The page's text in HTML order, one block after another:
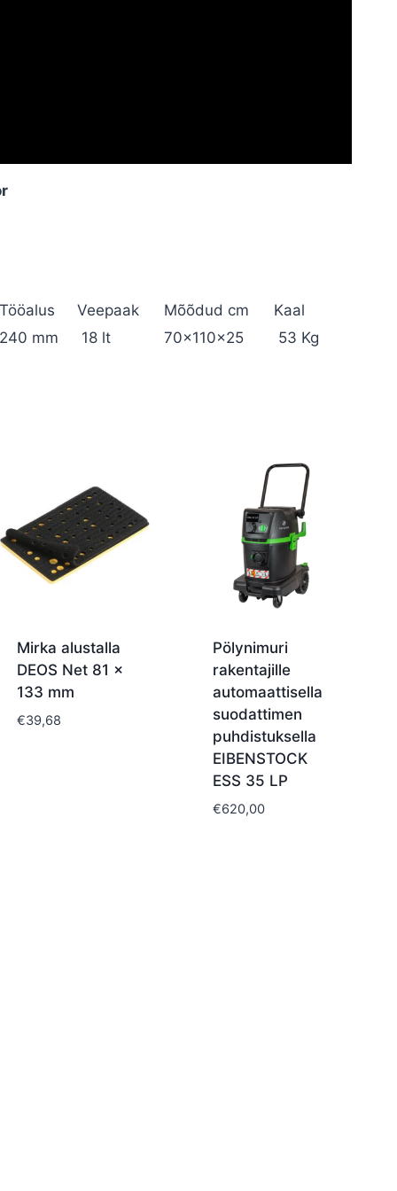
Tööalus Veepaak Mõõdud cm
Kaal
240 mm
18 lt 70x110x25 53 Kg
Mirka alustalla
DEOS Net 81 x
133 mm
€39,68
Pölynimuri
rakentajille
automaattisella
suodattimen
puhdistuksella
EIBENSTOCK
ESS 35 LP
€620,00